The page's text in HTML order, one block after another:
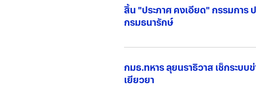
สิ้น "ประภาศ คงเอียด" กรรมการ
กรมธนารักษ์
กมธ.ทหาร ลุยนราธิวาส เช็กระบบ
เยียวยา